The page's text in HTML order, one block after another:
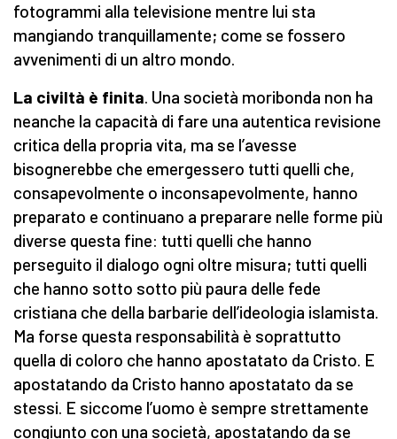
fotogrammi alla televisione mentre lui sta
mangiando tranquillamente; come se fossero
avvenimenti di un altro mondo.
La civiltà è finita. Una società moribonda non ha
neanche la capacità di fare una autentica revisione
critica della propria vita, ma se l’avesse
bisognerebbe che emergessero tutti quelli che,
consapevolmente o inconsapevolmente, hanno
preparato e continuano a preparare nelle forme più
diverse questa fine: tutti quelli che hanno
perseguito il dialogo ogni oltre misura; tutti quelli
che hanno sotto sotto più paura delle fede
cristiana che della barbarie dell’ideologia islamista.
Ma forse questa responsabilità è soprattutto
quella di coloro che hanno apostatato da Cristo. E
apostatando da Cristo hanno apostatato da se
stessi. E siccome l’uomo è sempre strettamente
congiunto con una società, apostatando da se